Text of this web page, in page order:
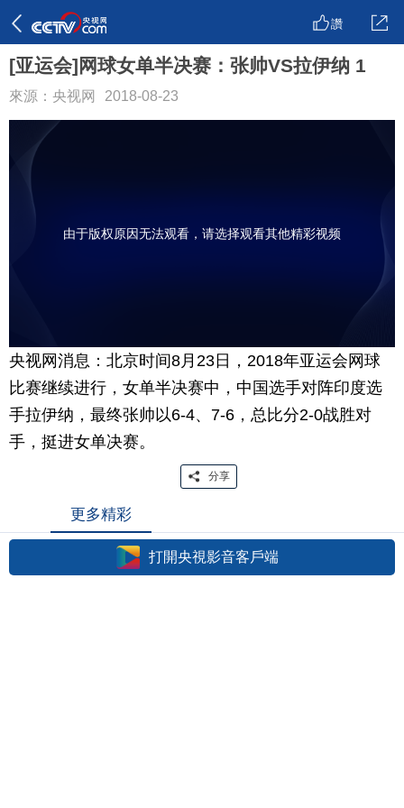
讚
[亚运会]网球女单半决赛：张帅VS拉伊纳 1
來源：央视网 2018-08-23
由于版权原因无法观看，请选择观看其他精彩视频
央视网消息：北京时间8月23日，2018年亚运会网球
比赛继续进行，女单半决赛中，中国选手对阵印度选
手拉伊纳，最终张帅以6-4、7-6，总比分2-0战胜对
手，挺进女单决赛。
分享
更多精彩
打開央視影音客戶端